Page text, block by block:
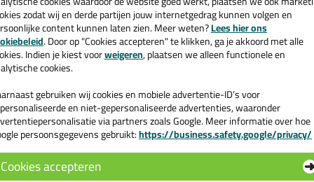
Bekijken
kopen? Bestel
in de kleur grijs? Op Kitcentrum.be vind je een ruim assortiment
snel op Kitcentrum.be!
zodat wij en derde partijen jouw internetgedrag kunnen volgen en
content kunnen laten zien. Meer weten?Lees hier ons
. Door op "Cookies accepteren" te klikken, ga je akkoord met alle
Indien je kiest voorweigeren, plaatsen we alleen functionele en
cookies.
gebruiken wij cookies en mobiele advertentie-ID’s voor
en niet-gepersonaliseerde advertenties, waaronder
via partners zoals Google. Meer informatie over hoe
persoonsgegevens gebruikt:https://business.safety.google/privacy/
Cookies accepteren
en ontvang een
€35,-bij je eerste bestelling!
de actiecode ›
geen cadeau